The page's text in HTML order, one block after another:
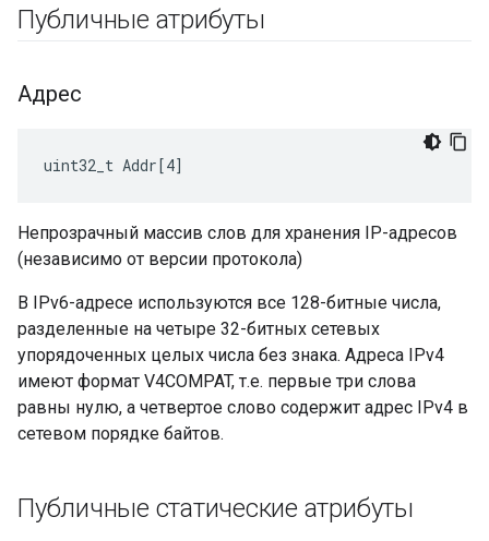
Публичные атрибуты
Адрес
uint32_t Addr[4]
Непрозрачный массив слов для хранения IP-адресов
(независимо от версии протокола)
В IPv6-адресе используются все 128-битные числа,
разделенные на четыре 32-битных сетевых
упорядоченных целых числа без знака. Адреса IPv4
имеют формат V4COMPAT, т.е. первые три слова
равны нулю, а четвертое слово содержит адрес IPv4 в
сетевом порядке байтов.
Публичные статические атрибуты